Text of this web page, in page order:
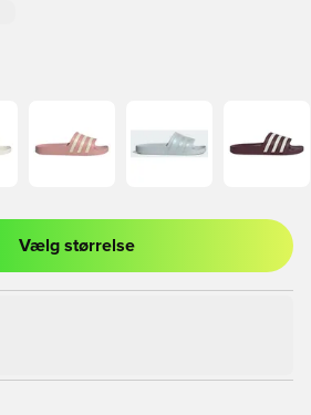
ind eller tilmelde dig som medlem
Vælg størrelse